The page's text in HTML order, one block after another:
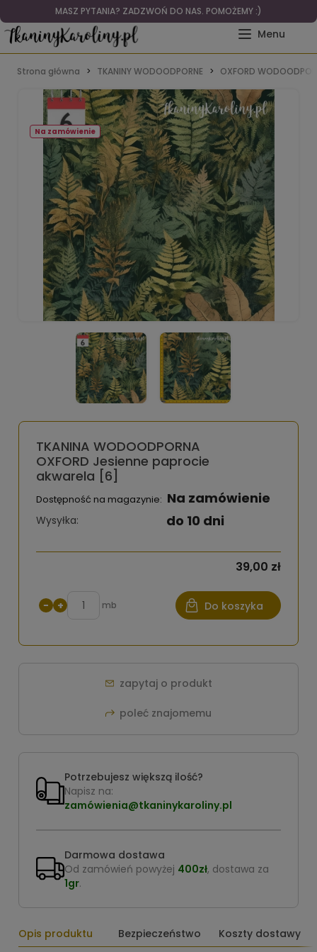
MASZ PYTANIA? ZADZWOŃ DO NAS. POMOŻEMY :)
Strona główna TKANINY WODOODPORNE OXFORD
Na zamówienie
TKANINA WODOODPORNA
OXFORD Jesienne paprocie
akwarela [6]
Dostępność na magazynie: Na zamówienie
Wysyłka: do 10 dni
39,00 zł
− + mb Do koszyka
zapytaj o produkt
poleć znajomemu
Potrzebujesz większą ilość?
Napisz na:
zamówienia@tkaninykaroliny.pl
Darmowa dostawa
Od zamówień powyżej 400zł, dostawa za
1gr.
Opis produktu Bezpieczeństwo Koszty dostawy